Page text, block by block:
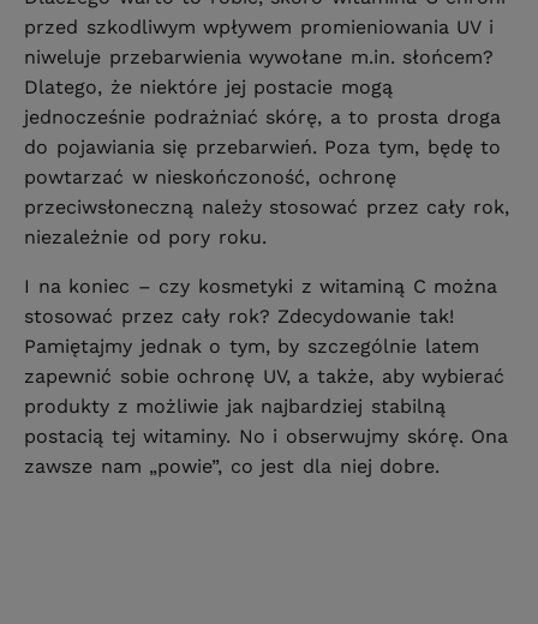
przed szkodliwym wpływem promieniowania UV i
niweluje przebarwienia wywołane m.in. słońcem?
Dlatego, że niektóre jej postacie mogą
jednocześnie podrażniać skórę, a to prosta droga
do pojawiania się przebarwień. Poza tym, będę to
powtarzać w nieskończoność, ochronę
przeciwsłoneczną należy stosować przez cały rok,
niezależnie od pory roku.
I na koniec – czy kosmetyki z witaminą C można
stosować przez cały rok? Zdecydowanie tak!
Pamiętajmy jednak o tym, by szczególnie latem
zapewnić sobie ochronę UV, a także, aby wybierać
produkty z możliwie jak najbardziej stabilną
postacią tej witaminy. No i obserwujmy skórę. Ona
zawsze nam „powie”, co jest dla niej dobre.